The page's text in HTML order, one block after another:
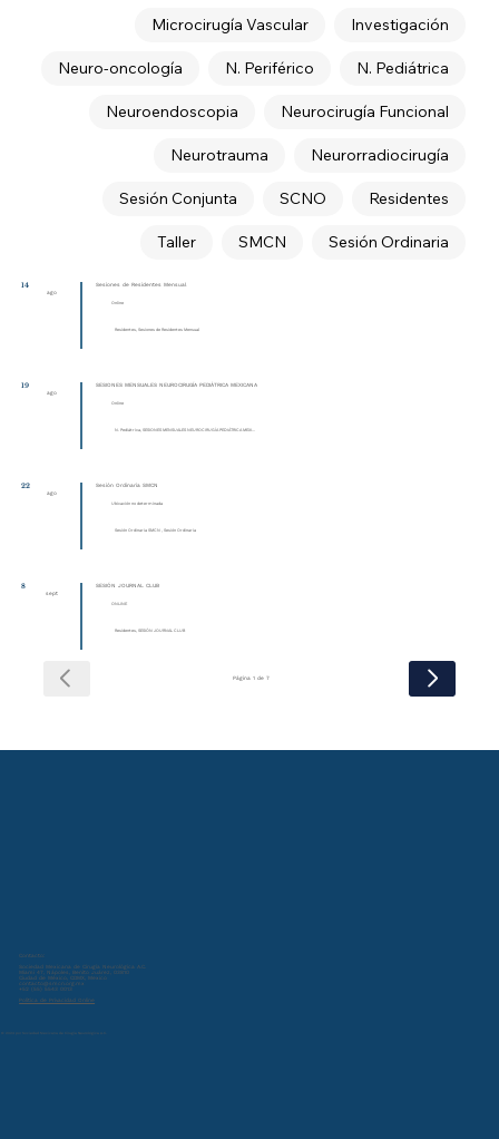
Investigación
Microcirugía Vascular
N. Pediátrica
N. Periférico
Neuro-oncología
Neurocirugía Funcional
Neuroendoscopia
Neurorradiocirugía
Neurotrauma
Residentes
SCNO
Sesión Conjunta
Sesión Ordinaria
SMCN
Taller
14
ago
Sesiones de Residentes Mensual
Online
Residentes, Sesiones de Residentes Mensual
19
ago
SESIONES MENSUALES NEUROCIRUGÍA PEDIÁTRICA MEXICANA
Online
N. Pediátrica, SESIONES MENSUALES NEUROCIRUGÍA PEDIÁTRICA MEXI...
22
ago
Sesión Ordinaria SMCN
Ubicación no determinada
Sesión Ordinaria SMCN , Sesión Ordinaria
8
sept
SESIÓN JOURNAL CLUB
ONLINE
Residentes, SESIÓN JOURNAL CLUB
Página 1 de 7
© 2024 por Sociedad Mexicana de Cirugía Neurológica A.C.
Contacto:
Sociedad Mexicana de Cirugía Neurológica A.C.
Miami 47, Nápoles, Benito Juárez, 03810
Ciudad de México, CDMX, Mexico
contacto@smcn.org.mx
+52 (55) 5543 0013
Política de Privacidad Online